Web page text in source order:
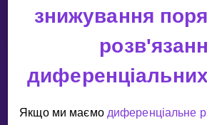
Multiplication Master
Джуніор-матем
Показати більше
знижування
Якщо ми маємо диференцiальне